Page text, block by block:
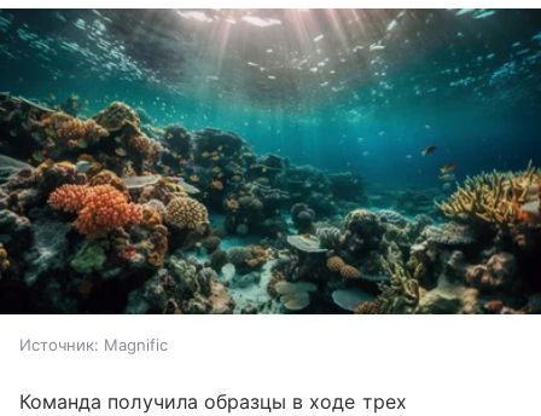
Источник: Magnific
Команда получила образцы в ходе трех